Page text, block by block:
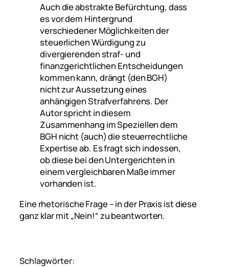
Auch die abstrakte Befürchtung, dass
es vor dem Hintergrund
verschiedener Möglichkeiten der
steuerlichen Würdigung zu
divergierenden straf- und
finanzgerichtlichen Entscheidungen
kommen kann, drängt (den BGH)
nicht zur Aussetzung eines
anhängigen Strafverfahrens. Der
Autor spricht in diesem
Zusammenhang im Speziellen dem
BGH nicht (auch) die steuerrechtliche
Expertise ab. Es fragt sich indessen,
ob diese bei den Untergerichten in
einem vergleichbaren Maße immer
vorhanden ist.
Eine rhetorische Frage – in der Praxis ist diese
ganz klar mit „Nein!“ zu beantworten.
Schlagwörter: